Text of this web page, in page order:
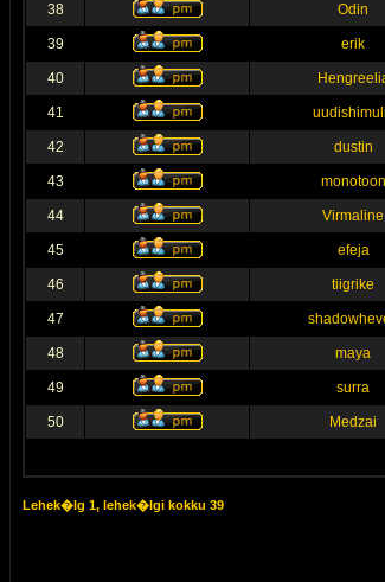
38 Odin
39 erik
40
41
42 dustin
43 monotoon
44 Virmaline
45 efeja
46 tiigrike
47
48 maya
49 surra
50 Medzai
Lehek�lg 1, lehek�lgi kokku 39